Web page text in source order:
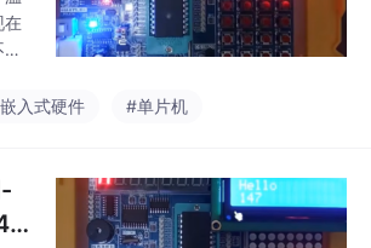
在
面
入式硬件 #单片机